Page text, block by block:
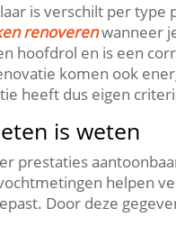
is verschilt per
renoverenwanneer
hoofdrol en is een
komen ook
heeft dus eigen
is weten
prestaties
helpen
Door deze